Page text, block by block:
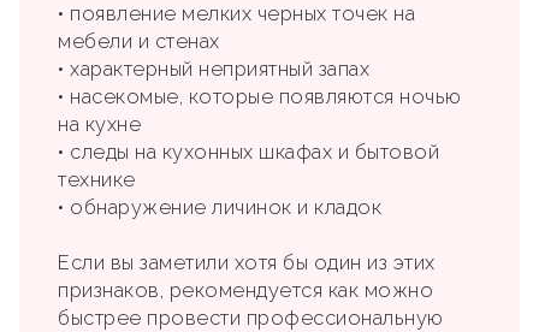
• появление мелких черных точек на
мебели и стенах
• характерный неприятный запах
• насекомые, которые появляются ночью
на кухне
• следы на кухонных шкафах и бытовой
технике
• обнаружение личинок и кладок
Если вы заметили хотя бы один из этих
признаков, рекомендуется как можно
быстрее провести профессиональную